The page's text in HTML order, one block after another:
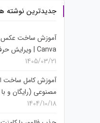
جدیدترین نوشته
Canva | ویرایش حرفه‌ای تصاویر هوش مصنوعی
1405/03/21
آموزش کامل ساخت
مصنوعی (رایگان و
1404/10/18